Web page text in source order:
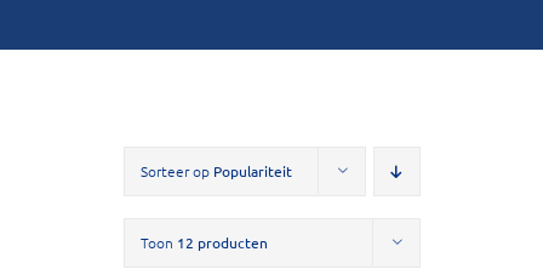
Sorteer op Populariteit
Toon 12 producten